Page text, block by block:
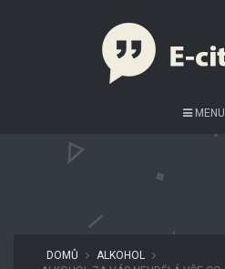
MENU
DOMŮ
ALKOHOL